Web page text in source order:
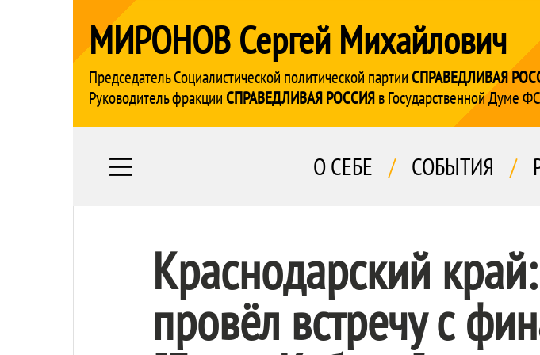
МИРОНОВ Сергей Михайлович
Председатель Социалистической политической партии СПРАВЕДЛИВАЯ
Руководитель фракции СПРАВЕДЛИВАЯ РОССИЯв Государственной Думе
О СЕБЕ / СОБЫТИЯ /
Краснодарский
провёл встречу с